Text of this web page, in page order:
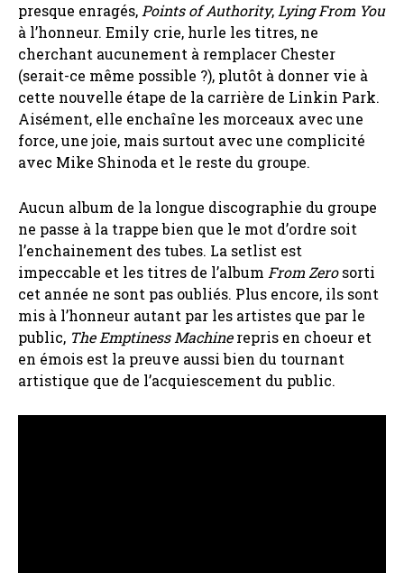
presque enragés, Points of Authority, Lying From You
à l’honneur. Emily crie, hurle les titres, ne
cherchant aucunement à remplacer Chester
(serait-ce même possible ?), plutôt à donner vie à
cette nouvelle étape de la carrière de Linkin Park.
Aisément, elle enchaîne les morceaux avec une
force, une joie, mais surtout avec une complicité
avec Mike Shinoda et le reste du groupe.
Aucun album de la longue discographie du groupe
ne passe à la trappe bien que le mot d’ordre soit
l’enchainement des tubes. La setlist est
impeccable et les titres de l’album From Zerosorti
cet année ne sont pas oubliés. Plus encore, ils sont
mis à l’honneur autant par les artistes que par le
public, The Emptiness Machinerepris en choeur et
en émois est la preuve aussi bien du tournant
artistique que de l’acquiescement du public.